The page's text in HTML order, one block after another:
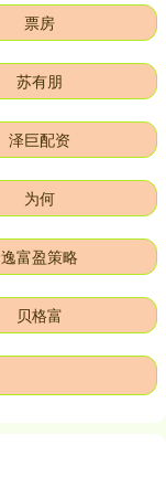
票房
苏有朋
泽巨配资
为何
逸富盈策略
贝格富